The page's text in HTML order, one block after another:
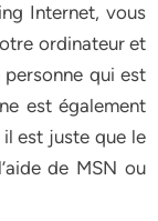
Internet, vous
ordinateur et
qui est
est également
est juste que le
de MSN ou